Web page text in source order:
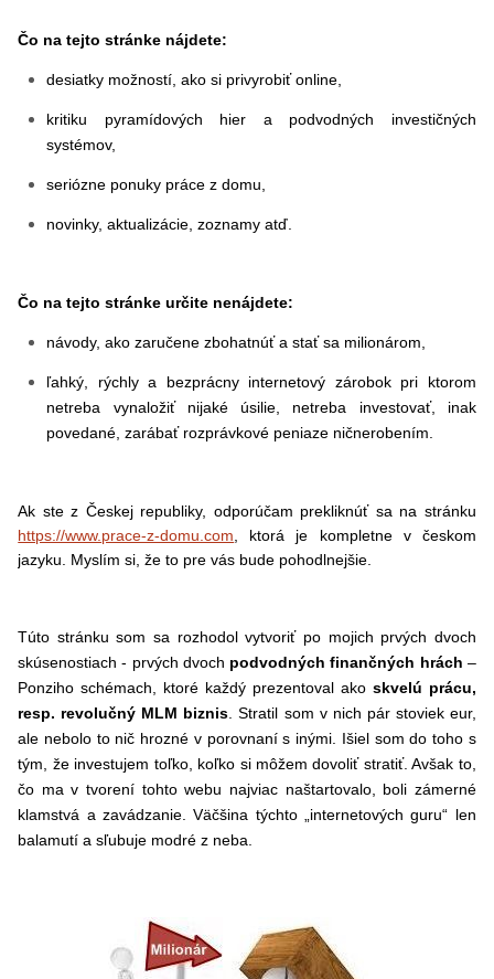
Čo na tejto stránke nájdete:
desiatky možností, ako si privyrobiť online,
kritiku pyramídových hier a podvodných investičných
systémov,
seriózne ponuky práce z domu,
novinky, aktualizácie, zoznamy atď.
Čo na tejto stránke určite nenájdete:
návody, ako zaručene zbohatnúť a stať sa milionárom,
ľahký, rýchly a bezprácny internetový zárobok pri ktorom
netreba vynaložiť nijaké úsilie, netreba investovať, inak
povedané, zarábať rozprávkové peniaze ničnerobením.
Ak ste z Českej republiky, odporúčam prekliknúť sa na stránku
https://www.prace-z-domu.com, ktorá je kompletne v českom
jazyku. Myslím si, že to pre vás bude pohodlnejšie.
Túto stránku som sa rozhodol vytvoriť po mojich prvých dvoch
skúsenostiach - prvých dvoch podvodných finančných hrách –
Ponziho schémach, ktoré každý prezentoval ako skvelú prácu,
resp. revolučný MLM biznis. Stratil som v nich pár stoviek eur,
ale nebolo to nič hrozné v porovnaní s inými. Išiel som do toho s
tým, že investujem toľko, koľko si môžem dovoliť stratiť. Avšak to,
čo ma v tvorení tohto webu najviac naštartovalo, boli zámerné
klamstvá a zavádzanie. Väčšina týchto „internetových guru“ len
balamutí a sľubuje modré z neba.